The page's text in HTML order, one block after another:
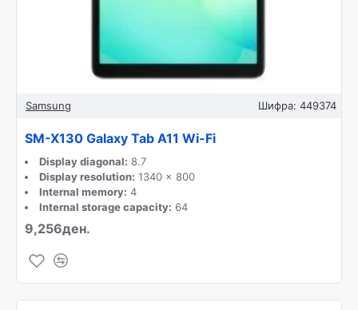
Samsung Шифра: 449374
SM-X130 Galaxy Tab A11 Wi-Fi
Display diagonal: 8.7
Display resolution: 1340 x 800
Internal memory: 4
Internal storage capacity: 64
9,256ден.